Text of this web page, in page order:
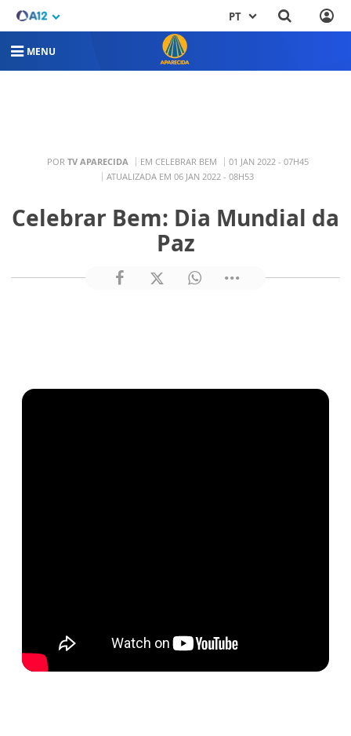
PT
MENU
POR TV APARECIDA EM CELEBRAR BEM
01 JAN 2022 - 07H45
ATUALIZADA EM 06 JAN 2022 - 08H53
Celebrar Bem: Dia Mundial da
Paz